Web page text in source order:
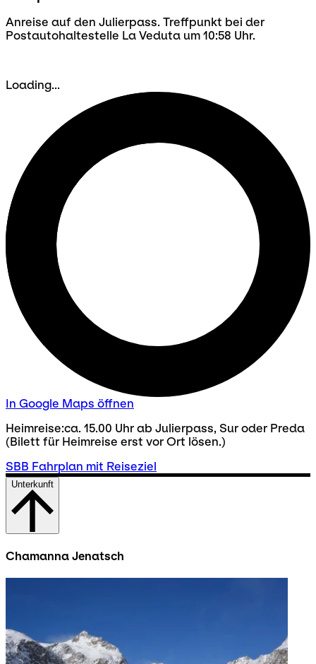
Anreise auf den Julierpass. Treffpunkt bei der
Postautohaltestelle La Veduta um 10:58 Uhr.
Loading...
In Google Maps öffnen
Heimreise:ca. 15.00 Uhr ab Julierpass, Sur oder Preda
(Bilett für Heimreise erst vor Ort lösen.)
SBB Fahrplan mit Reiseziel
Unterkunft
Chamanna Jenatsch